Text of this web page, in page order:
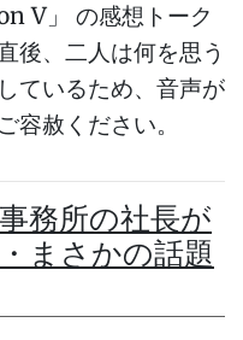
V」 の感想トーク
後、二人は何を思う
ているため、音声が
容赦ください。
務所の社長が
まさかの話題